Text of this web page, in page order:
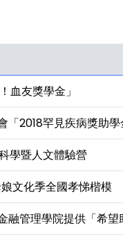
血友獎學金」
「2018罕見疾病獎助
學暨人文體驗營
文化季全國孝悌楷模
融管理學院提供「希